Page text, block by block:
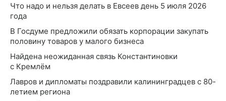
Что надо и нельзя делать в Евсеев день 5 июля 2026
года
В Госдуме предложили обязать корпорации закупать
половину товаров у малого бизнеса
Найдена неожиданная связь Константиновки
с Кремлём
Лавров и дипломаты поздравили калининградцев с 80-
летием региона